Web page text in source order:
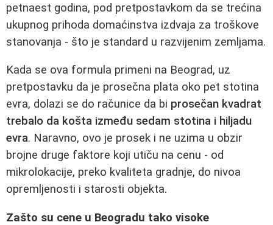
petnaest godina, pod pretpostavkom da se trećina
ukupnog prihoda domaćinstva izdvaja za troškove
stanovanja - što je standard u razvijenim zemljama.
Kada se ova formula primeni na Beograd, uz
pretpostavku da je prosečna plata oko pet stotina
evra, dolazi se do računice da bi prosečan kvadrat
trebalo da košta između sedam stotina i hiljadu
evra. Naravno, ovo je prosek i ne uzima u obzir
brojne druge faktore koji utiču na cenu - od
mikrolokacije, preko kvaliteta gradnje, do nivoa
opremljenosti i starosti objekta.
Zašto su cene u Beogradu tako visoke